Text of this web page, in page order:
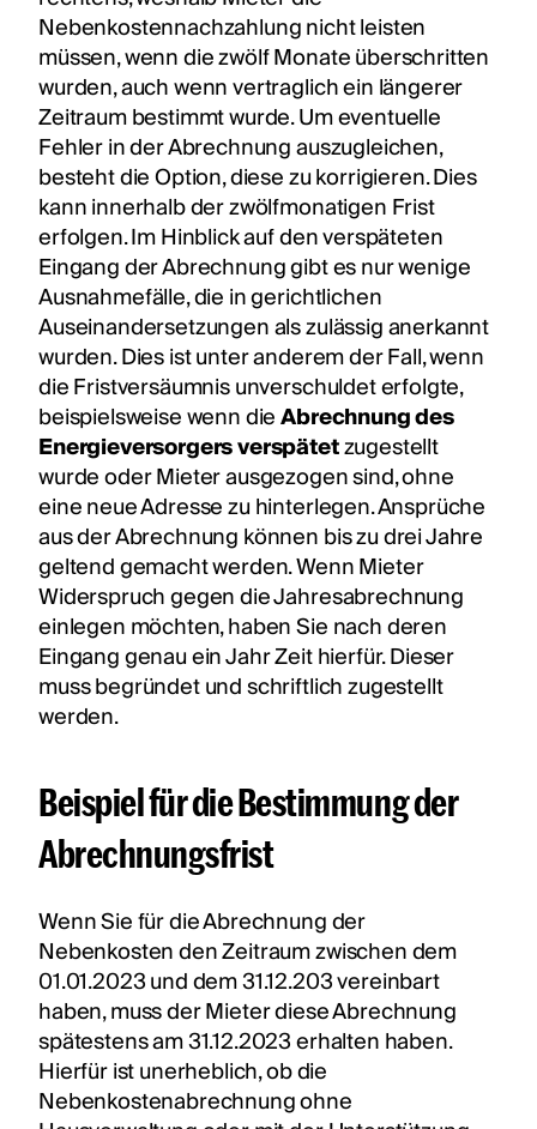
Nebenkostennachzahlung nicht leisten
müssen, wenn die zwölf Monate überschritten
wurden, auch wenn vertraglich ein längerer
Zeitraum bestimmt wurde. Um eventuelle
Fehler in der Abrechnung auszugleichen,
besteht die Option, diese zu korrigieren. Dies
kann innerhalb der zwölfmonatigen Frist
erfolgen. Im Hinblick auf den verspäteten
Eingang der Abrechnung gibt es nur wenige
Ausnahmefälle, die in gerichtlichen
Auseinandersetzungen als zulässig anerkannt
wurden. Dies ist unter anderem der Fall, wenn
die Fristversäumnis unverschuldet erfolgte,
beispielsweise wenn dieAbrechnung des
Energieversorgers verspätetzugestellt
wurde oder Mieter ausgezogen sind, ohne
eine neue Adresse zu hinterlegen. Ansprüche
aus der Abrechnung können bis zu drei Jahre
geltend gemacht werden. Wenn Mieter
Widerspruch gegen die Jahresabrechnung
einlegen möchten, haben Sie nach deren
Eingang genau ein Jahr Zeit hierfür. Dieser
muss begründet und schriftlich zugestellt
werden.
Beispiel für die Bestimmung der
Abrechnungsfrist
Wenn Sie für die Abrechnung der
Nebenkosten den Zeitraum zwischen dem
01.01.2023 und dem 31.12.203 vereinbart
haben, muss der Mieter diese Abrechnung
spätestens am 31.12.2023 erhalten haben.
Hierfür ist unerheblich, ob die
Nebenkostenabrechnung ohne